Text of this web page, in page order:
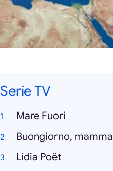
Serie TV
Mare Fuori
Buongiorno,
Lidia Poët